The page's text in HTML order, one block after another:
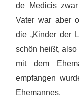
de Medicis
Vater war aber
die „Kinder der
schön heißt,
mit dem
empfangen